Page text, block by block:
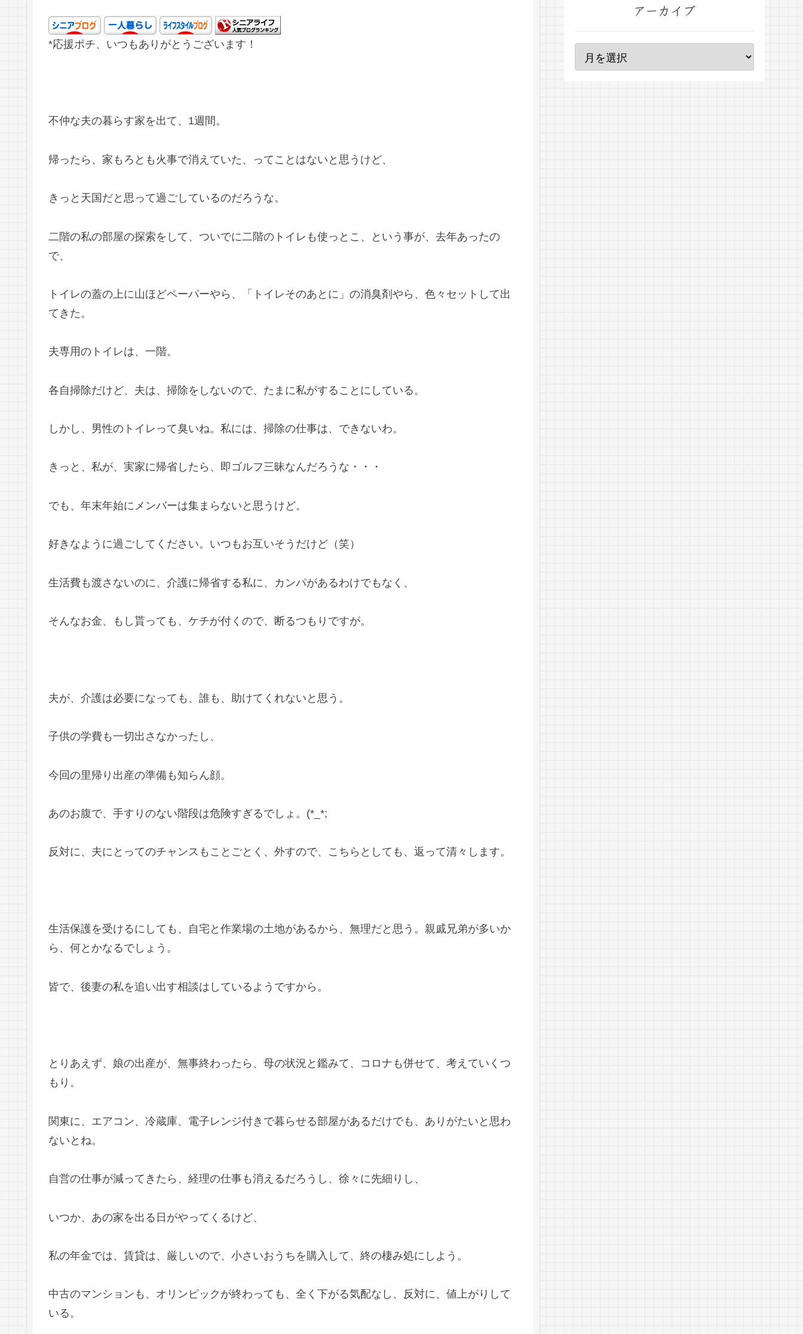
*応援ポチ、いつもありがとうございます！
不仲な夫の暮らす家を出て、1週間。
帰ったら、家もろとも火事で消えていた、ってことはないと思うけど、
きっと天国だと思って過ごしているのだろうな。
二階の私の部屋の探索をして、ついでに二階のトイレも使っとこ、という事が、去年あったの
で、
トイレの蓋の上に山ほどペーパーやら、「トイレそのあとに」の消臭剤やら、色々セットして出
てきた。
夫専用のトイレは、一階。
各自掃除だけど、夫は、掃除をしないので、たまに私がすることにしている。
しかし、男性のトイレって臭いね。私には、掃除の仕事は、できないわ。
きっと、私が、実家に帰省したら、即ゴルフ三昧なんだろうな・・・
でも、年末年始にメンバーは集まらないと思うけど。
好きなように過ごしてください。いつもお互いそうだけど（笑）
生活費も渡さないのに、介護に帰省する私に、カンパがあるわけでもなく、
そんなお金、もし貰っても、ケチが付くので、断るつもりですが。
夫が、介護は必要になっても、誰も、助けてくれないと思う。
子供の学費も一切出さなかったし、
今回の里帰り出産の準備も知らん顔。
あのお腹で、手すりのない階段は危険すぎるでしょ。(*_*;
反対に、夫にとってのチャンスもことごとく、外すので、こちらとしても、返って清々します。
生活保護を受けるにしても、自宅と作業場の土地があるから、無理だと思う。親戚兄弟が多いか
ら、何とかなるでしょう。
皆で、後妻の私を追い出す相談はしているようですから。
とりあえず、娘の出産が、無事終わったら、母の状況と鑑みて、コロナも併せて、考えていくつ
もり。
関東に、エアコン、冷蔵庫、電子レンジ付きで暮らせる部屋があるだけでも、ありがたいと思わ
ないとね。
自営の仕事が減ってきたら、経理の仕事も消えるだろうし、徐々に先細りし、
いつか、あの家を出る日がやってくるけど、
私の年金では、賃貸は、厳しいので、小さいおうちを購入して、終の棲み処にしよう。
中古のマンションも、オリンピックが終わっても、全く下がる気配なし、反対に、値上がりして
いる。
アーカイブ